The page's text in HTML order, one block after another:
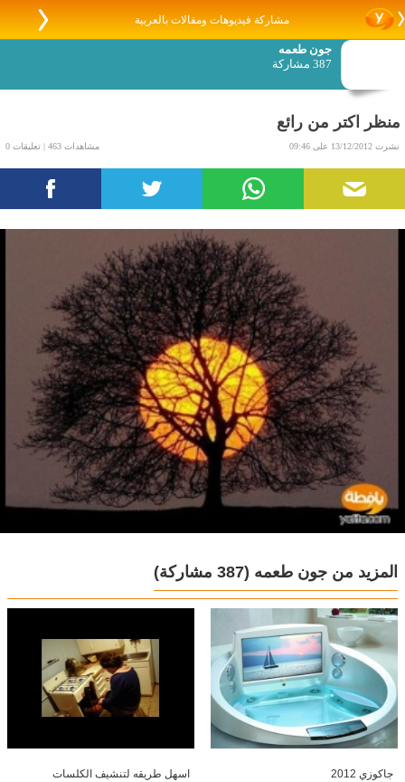
مشاركة فيديوهات ومقالات بالعربية
جون طعمه
387 مشاركة
منظر اكتر من رائع
نشرت 13/12/2012 على 09:46 مشاهدات 463 | تعليقات 0
المزيد من جون طعمه (387 مشاركة)
جاكوزي 2012 اسهل طريقه لتنشيف الكلسات